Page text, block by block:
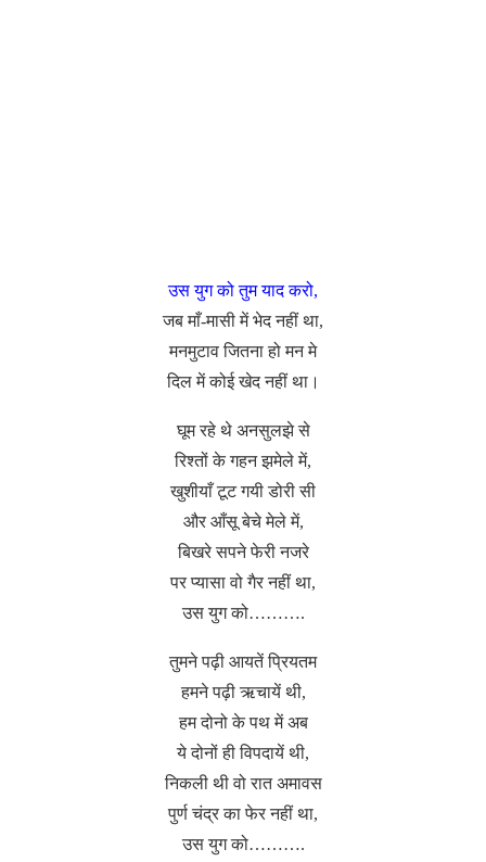
उस युग को तुम याद करो,
जब माँ-मासी में भेद नहीं था,
मनमुटाव जितना हो मन मे
दिल में कोई खेद नहीं था।
घूम रहे थे अनसुलझे से
रिश्तों के गहन झमेले में,
खुशीयाँ टूट गयी डोरी सी
और आँसू बेचे मेले में,
बिखरे सपने फेरी नजरे
पर प्यासा वो गैर नहीं था,
उस युग को……….
तुमने पढ़ी आयतें प्रियतम
हमने पढ़ी ऋचायें थी,
हम दोनो के पथ में अब
ये दोनों ही विपदायें थी,
निकली थी वो रात अमावस
पुर्ण चंद्र का फेर नहीं था,
उस युग को……….